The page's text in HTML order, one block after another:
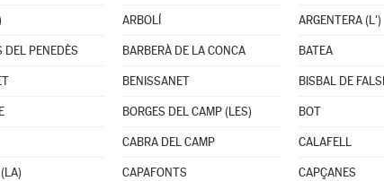
ARBOLÍ ARGENTERA (L')
DEL PENEDÈS BARBERÀ DE LA CONCA BATEA
BENISSANET BISBAL DE
BORGES DEL CAMP (LES) BOT
CABRA DEL CAMP CALAFELL
CAPAFONTS CAPÇANES